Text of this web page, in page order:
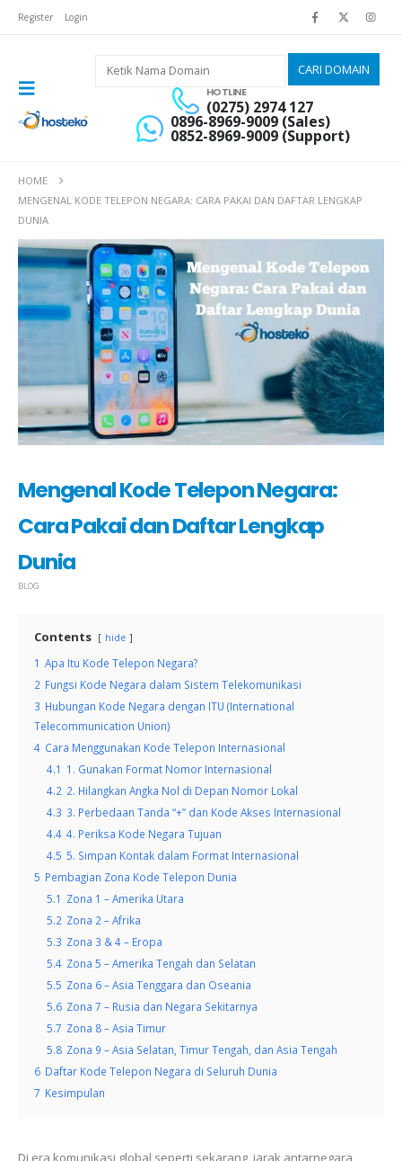
Register Login
HOTLINE
(0275) 2974 127
0896-8969-9009 (Sales)
0852-8969-9009 (Support)
HOME
MENGENAL KODE TELEPON NEGARA: CARA PAKAI DAN DAFTAR LENGKAP
DUNIA
Mengenal Kode Telepon Negara:
Cara Pakai dan Daftar Lengkap
Dunia
BLOG
Contents hide
1 Apa Itu Kode Telepon Negara?
2 Fungsi Kode Negara dalam Sistem Telekomunikasi
3 Hubungan Kode Negara dengan ITU (International
Telecommunication Union)
4 Cara Menggunakan Kode Telepon Internasional
4.1 1. Gunakan Format Nomor Internasional
4.2 2. Hilangkan Angka Nol di Depan Nomor Lokal
4.3 3. Perbedaan Tanda “+” dan Kode Akses Internasional
4.4 4. Periksa Kode Negara Tujuan
4.5 5. Simpan Kontak dalam Format Internasional
5 Pembagian Zona Kode Telepon Dunia
5.1 Zona 1 – Amerika Utara
5.2 Zona 2 – Afrika
5.3 Zona 3 & 4 – Eropa
5.4 Zona 5 – Amerika Tengah dan Selatan
5.5 Zona 6 – Asia Tenggara dan Oseania
5.6 Zona 7 – Rusia dan Negara Sekitarnya
5.7 Zona 8 – Asia Timur
5.8 Zona 9 – Asia Selatan, Timur Tengah, dan Asia Tengah
6 Daftar Kode Telepon Negara di Seluruh Dunia
7 Kesimpulan
Di era komunikasi global seperti sekarang, jarak antarnegara